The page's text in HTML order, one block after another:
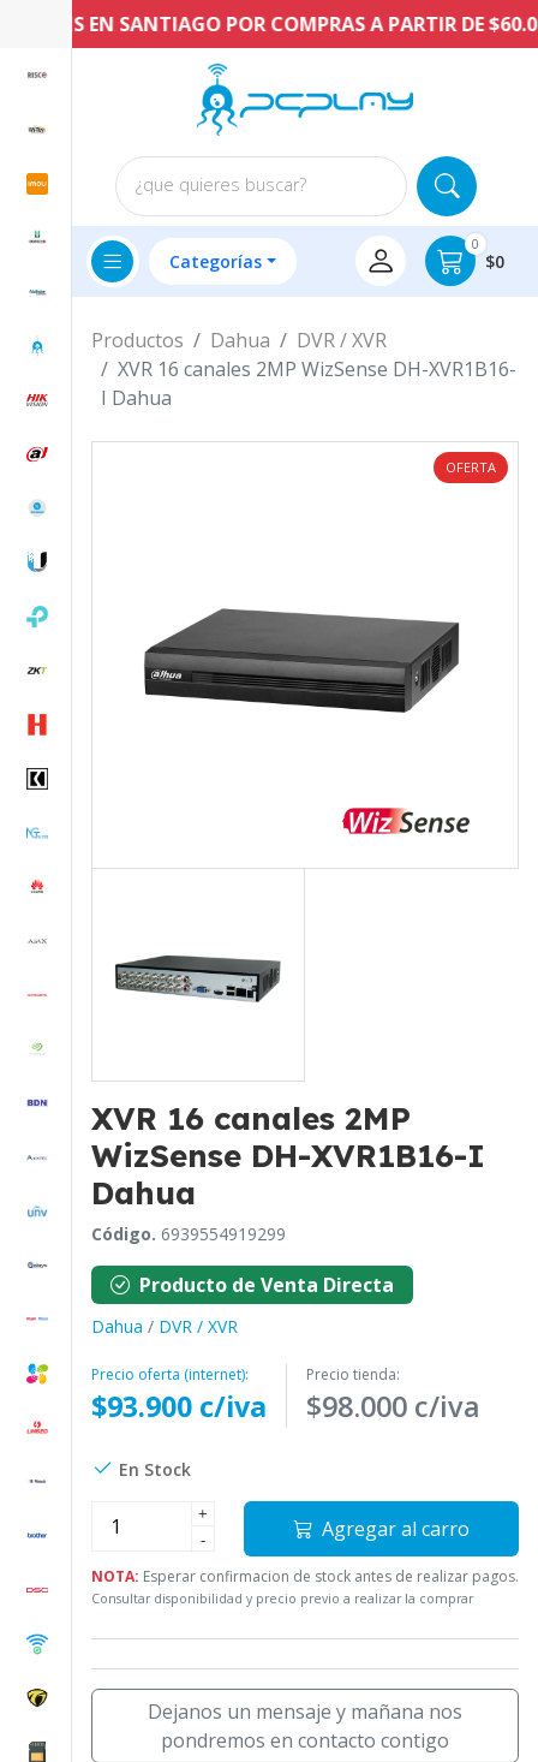
EN SANTIAGO POR COMPRAS A PARTIR DE $60.000
¿que quieres buscar?
Categorías
0
$0
Productos Dahua
DVR / XVR
XVR 16 canales 2MP WizSense DH-XVR1B16-
I Dahua
OFERTA
XVR 16 canales 2MP
WizSense DH-XVR1B16-I
Dahua
Código. 6939554919299
Producto de Venta Directa
Dahua / DVR / XVR
Precio oferta (internet):
$93.900 c/iva
Precio tienda:
$98.000 c/iva
En Stock
+
-
Agregar al carro
NOTA: Esperar confirmacion de stock antes de realizar pagos.
Consultar disponibilidad y precio previo a realizar la comprar
Dejanos un mensaje y mañana nos
pondremos en contacto contigo